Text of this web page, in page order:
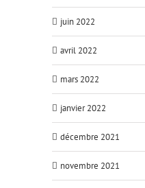
juin 2022
avril 2022
mars 2022
janvier 2022
décembre 2021
novembre 2021